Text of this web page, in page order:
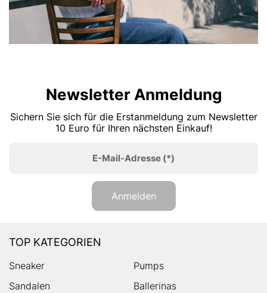
Newsletter Anmeldung
Sichern Sie sich für die Erstanmeldung zum Newsletter
10 Euro für Ihren nächsten Einkauf!
E-Mail-Adresse (*)
Anmelden
TOP KATEGORIEN
Sneaker
Pumps
Sandalen
Ballerinas